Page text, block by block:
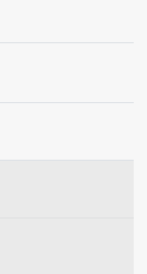
kang-gia̍p-